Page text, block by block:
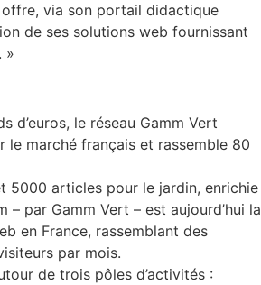
offre, via son portail didactique
de ses solutions web fournissant
»
d’euros, le réseau Gamm Vert
le marché français et rassemble 80
5000 articles pour le jardin, enrichie
par Gamm Vert – est aujourd’hui la
en France, rassemblant des
par mois.
de trois pôles d’activités :